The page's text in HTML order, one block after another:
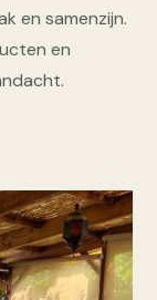
en samenzijn.
en